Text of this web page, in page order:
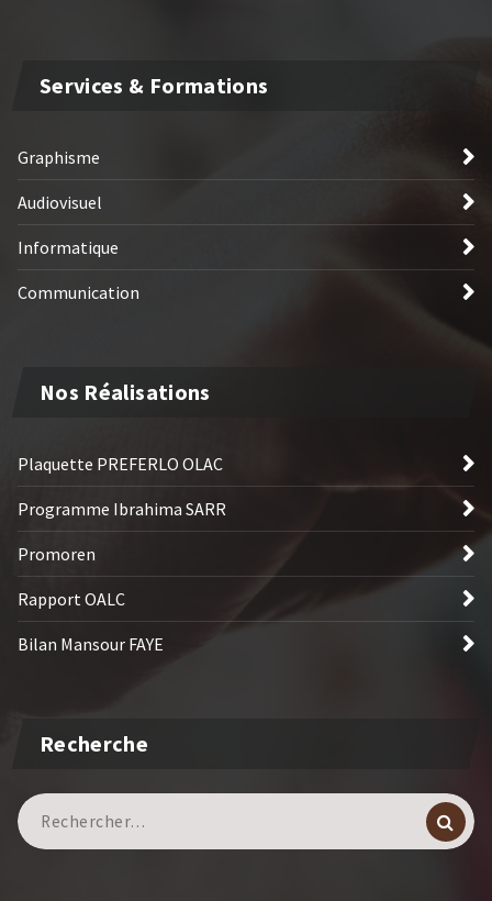
Services & Formations
Graphisme
Audiovisuel
Informatique
Communication
Nos Réalisations
Plaquette PREFERLO OLAC
Programme Ibrahima SARR
Promoren
Rapport OALC
Bilan Mansour FAYE
Recherche
Recherche
pour :